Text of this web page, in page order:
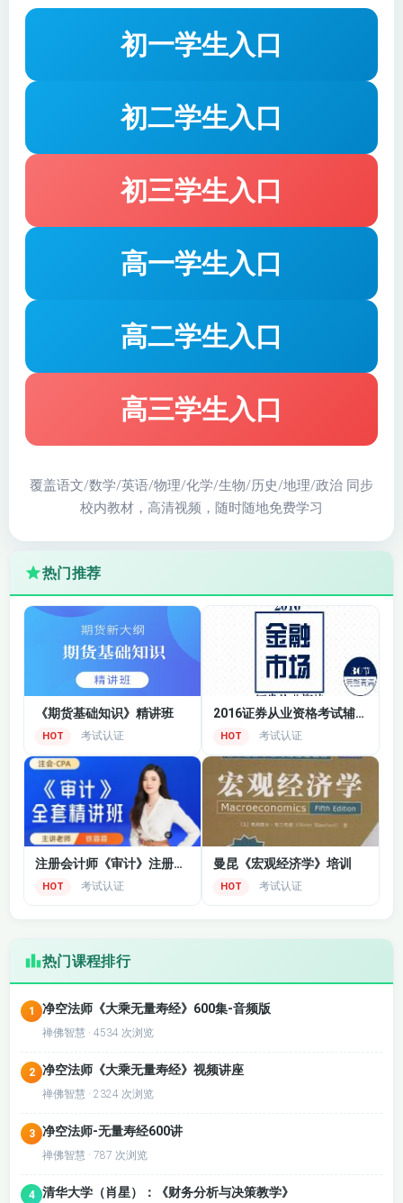
计意见的形成 第三节
段 第七节 比较信息
息的责任
业内部控制审计的
试控制有效性
划内部控制审计工
作 第四节 自上而下
的方法
第七节
第二十章 第八节 完
控制审计报告
第二十一章 会计师
理 第一节会计师事
（1）
会计师事务所质量
管理体系（2）
第二十一章 第三节
对财务报表审计实
施的质量管理
第二十二章 职业道
德基本原则和概念
框架 第一节 职业道
德基本原则
第二十二章 第二节
——第四节
第二十三章 审计业
务对独立性的要求
第一节 基本概念和
要求
第二十三章 第二节
经济利益
第二十三章 第三节
贷款和担保以及商
业关系、家庭和私
人关系
第二十三章 第四节
第二十三章 第五节
第二十三章 第六节
业务
立性的其他事项
初一学生入口
初二学生入口
初三学生入口
高一学生入口
高二学生入口
高三学生入口
覆盖语文/数学/英语/物理/化学/生物/历史/地理/政治 同步
校内教材，高清视频，随时随地免费学习
热门推荐
《期货基础知识》精讲班
HOT 考试认证
2016证券从业资格考试辅导视频
HOT 考试认证
注册会计师《审计》注册会计CPA会计零基础精讲
HOT 考试认证
曼昆《宏观经济学》培训
HOT 考试认证
热门课程排行
1 净空法师《大乘无量寿经》600集-音频版
禅佛智慧 · 4534 次浏览
2 净空法师《大乘无量寿经》视频讲座
禅佛智慧 · 2324 次浏览
3 净空法师-无量寿经600讲
禅佛智慧 · 787 次浏览
4 清华大学（肖星）：《财务分析与决策教学》